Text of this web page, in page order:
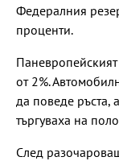
Федералния
проценти.
от 2%.
да поведе ръста,
търгуваха на
След